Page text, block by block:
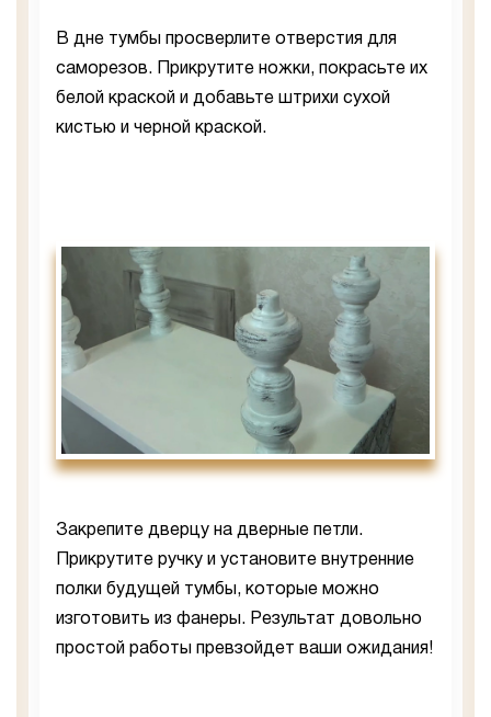
В дне тумбы просверлите отверстия для
саморезов. Прикрутите ножки, покрасьте их
белой краской и добавьте штрихи сухой
кистью и черной краской.
Закрепите дверцу на дверные петли.
Прикрутите ручку и установите внутренние
полки будущей тумбы, которые можно
изготовить из фанеры. Результат довольно
простой работы превзойдет ваши ожидания!